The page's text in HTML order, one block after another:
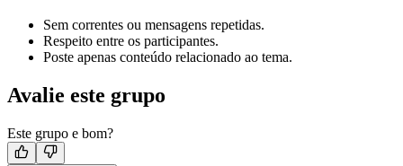
Sem correntes ou mensagens repetidas.
Respeito entre os participantes.
Poste apenas conteúdo relacionado ao tema.
Avalie este grupo
Este grupo e bom?